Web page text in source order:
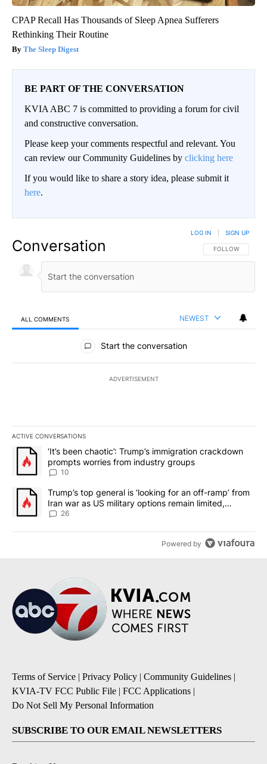
CPAP Recall Has Thousands of Sleep Apnea Sufferers
Rethinking Their Routine
The Sleep Digest
BE PART OF THE CONVERSATION
KVIA ABC 7 is committed to providing a forum for civil
and constructive conversation.
Please keep your comments respectful and relevant. You
can review our Community Guidelines by clicking here
If you would like to share a story idea, please submit it
here.
Conversation FOLLOW THIS
FOLLOW
LOG IN SIGN UP
ALL COMMENTS NEWEST
All Comments
Start the conversation
ADVERTISEMENT
ACTIVE CONVERSATIONS
The following is a list of the most commented articles in the last
A trending article titled "‘It’s been chaotic’: Trump’s
‘It’s been chaotic’: Trump’s immigration crackdown
prompts worries from industry groups
10
A trending article titled "Trump’s top general is ‘looking for an
Trump’s top general is ‘looking for an off-ramp’ from
Iran war as US military options remain limited,
sources say
26
Powered by
Terms of Service | Privacy Policy | Community Guidelines |
KVIA-TV FCC Public File | FCC Applications |
Do Not Sell My Personal Information
SUBSCRIBE TO OUR EMAIL NEWSLETTERS